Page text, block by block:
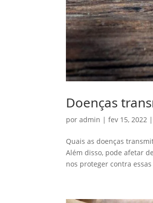
Doenças
poradmin |fev 15, 2022 |
Quais as doenças
Além disso, pode afetar
nos proteger contra